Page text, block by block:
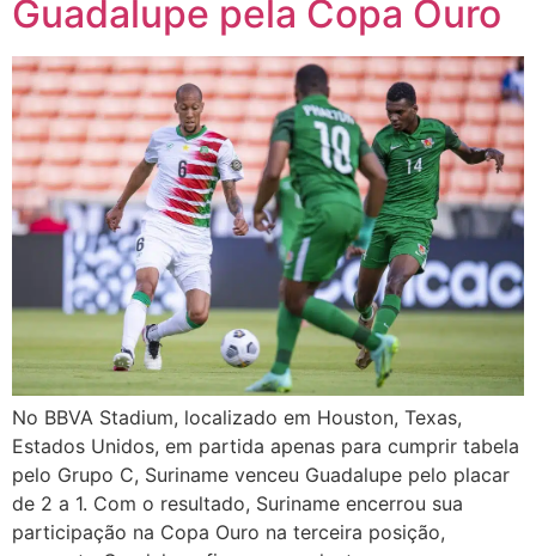
Guadalupe pela Copa Ouro
No BBVA Stadium, localizado em Houston, Texas,
Estados Unidos, em partida apenas para cumprir tabela
pelo Grupo C, Suriname venceu Guadalupe pelo placar
de 2 a 1. Com o resultado, Suriname encerrou sua
participação na Copa Ouro na terceira posição,